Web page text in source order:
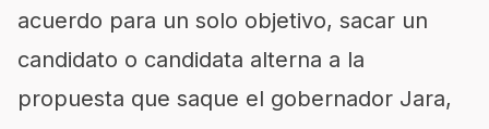
acuerdo para un solo objetivo, sacar un
candidato o candidata alterna a la
propuesta que saque el gobernador Jara,